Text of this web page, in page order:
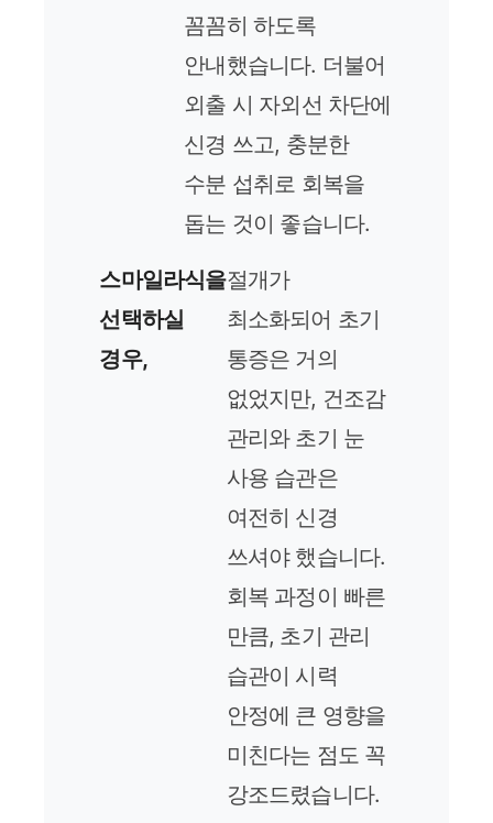
꼼꼼히 하도록
안내했습니다. 더불어
외출 시 자외선 차단에
신경 쓰고, 충분한
수분 섭취로 회복을
돕는 것이 좋습니다.
스마일라식을
선택하실
경우,
절개가
최소화되어 초기
통증은 거의
없었지만, 건조감
관리와 초기 눈
사용 습관은
여전히 신경
쓰셔야 했습니다.
회복 과정이 빠른
만큼, 초기 관리
습관이 시력
안정에 큰 영향을
미친다는 점도 꼭
강조드렸습니다.